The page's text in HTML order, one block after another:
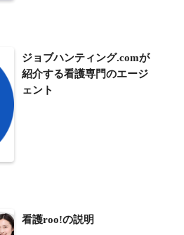
ジョブハンティング.comが
紹介する看護専門のエージ
ェント
看護roo!の説明